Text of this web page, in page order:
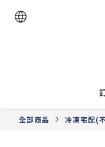
全部商品 冷凍宅配(